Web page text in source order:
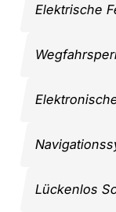
Elektrische
Lückenlos